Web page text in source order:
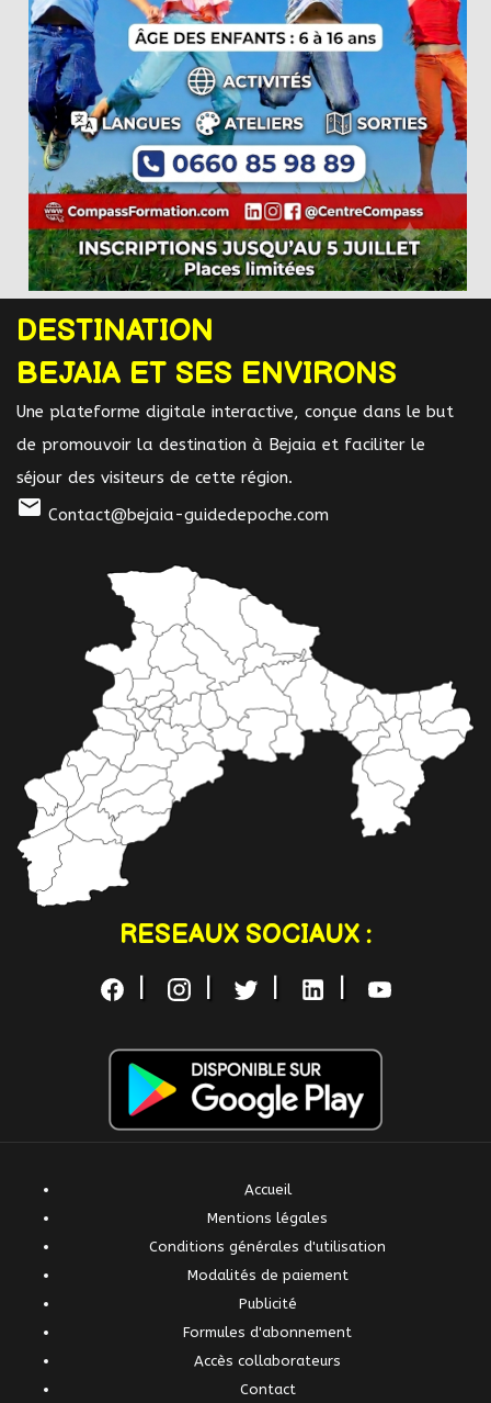
DESTINATION
BEJAIA ET SES ENVIRONS
Une plateforme digitale interactive, conçue dans le but
de promouvoir la destination à Bejaia et faciliter le
séjour des visiteurs de cette région.
mail Contact@bejaia-guidedepoche.com
RESEAUX SOCIAUX :
Accueil
Mentions légales
Conditions générales d'utilisation
Modalités de paiement
Publicité
Formules d'abonnement
Accès collaborateurs
Contact